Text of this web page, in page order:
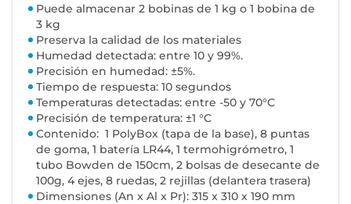
Puede almacenar 2 bobinas de 1 kg o 1 bobina de
3 kg
Preserva la calidad de los materiales
Humedad detectada: entre 10 y 99%.
Precisión en humedad: ±5%.
Tiempo de respuesta: 10 segundos
Temperaturas detectadas: entre -50 y 70°C
Precisión de temperatura: ±1 °C
Contenido: 1 PolyBox (tapa de la base), 8 puntas
de goma, 1 batería LR44, 1 termohigrómetro, 1
tubo Bowden de 150cm, 2 bolsas de desecante de
100g, 4 ejes, 8 ruedas, 2 rejillas (delantera trasera)
Dimensiones (An x Al x Pr): 315 x 310 x 190 mm